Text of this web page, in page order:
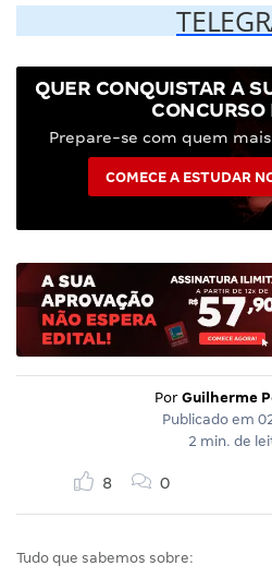
QUER CONQUISTAR A
CONCURSO
Prepare-se com quem
COMECE A ESTUDAR
Por Guilherme
Publicado em
2 min. de
8 0
Tudo que sabemos sobre: